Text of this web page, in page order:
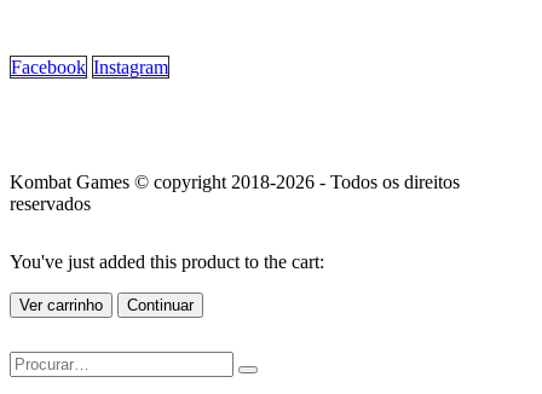
Facebook Instagram
Kombat Games © copyright 2018-2026 - Todos os direitos
reservados
You've just added this product to the cart:
Ver carrinho Continuar